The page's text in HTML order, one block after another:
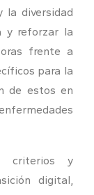
la diversidad
y reforzar la
frente a
para la
de estos en
criterios y
digital,